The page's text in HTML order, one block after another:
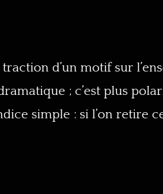
traction d’un motif sur
; c’est plus
simple : si l’on retire